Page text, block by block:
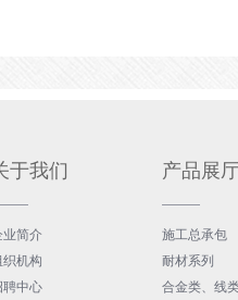
于我们
业简介
织机构
聘中心
产品展
施工总承包
耐材系列
合金类、线